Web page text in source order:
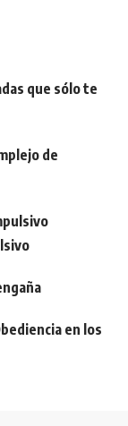
que sólo te
de
en los